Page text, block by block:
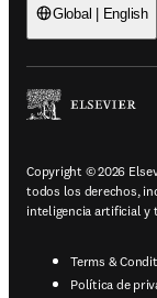
Global | English
Copyright © 2026
todos los derechos,
inteligencia artificial y
Terms &
Política de